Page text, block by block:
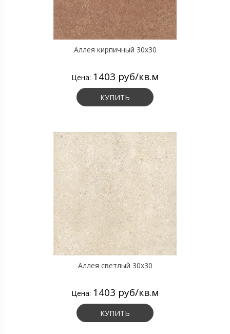
Аллея кирпичный 30х30
Цена: 1403 руб/кв.м
КУПИТЬ
Аллея светлый 30х30
Цена: 1403 руб/кв.м
КУПИТЬ